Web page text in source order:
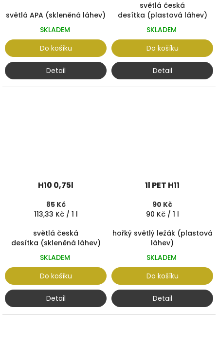
světlá APA (skleněná láhev)
SKLADEM
Do košíku
Detail
světlá česká
desítka (plastová láhev)
SKLADEM
Do košíku
Detail
H10 0,75l
85 Kč
Měrná
113,33 Kč / 1 l
světlá česká
desítka (skleněná láhev)
SKLADEM
Do košíku
Detail
1l PET H11
90 Kč
Měrná
90 Kč / 1 l
hořký světlý ležák (plastová
láhev)
SKLADEM
Do košíku
Detail